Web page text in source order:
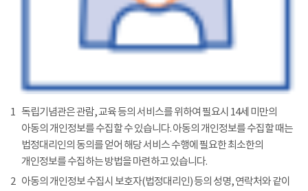
1 독립기념관은 관람, 교육 등의 서비스를 위하여 필요시 14세 미만의
아동의 개인정보를 수집할 수 있습니다. 아동의 개인정보를 수집할 때는
법정대리인의 동의를 얻어 해당 서비스 수행에 필요한 최소한의
개인정보를 수집하는 방법을 마련하고 있습니다.
2 아동의 개인정보 수집시 보호자(법정대리인) 등의 성명, 연락처와 같이